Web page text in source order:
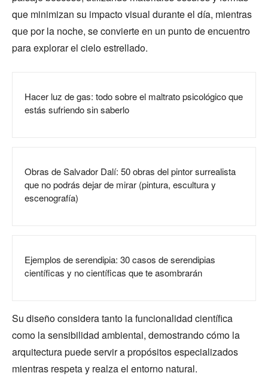
que minimizan su impacto visual durante el día, mientras
que por la noche, se convierte en un punto de encuentro
para explorar el cielo estrellado.
Hacer luz de gas: todo sobre el maltrato psicológico que
estás sufriendo sin saberlo
Obras de Salvador Dalí: 50 obras del pintor surrealista
que no podrás dejar de mirar (pintura, escultura y
escenografía)
Ejemplos de serendipia: 30 casos de serendipias
científicas y no científicas que te asombrarán
Su diseño considera tanto la funcionalidad científica
como la sensibilidad ambiental, demostrando cómo la
arquitectura puede servir a propósitos especializados
mientras respeta y realza el entorno natural.